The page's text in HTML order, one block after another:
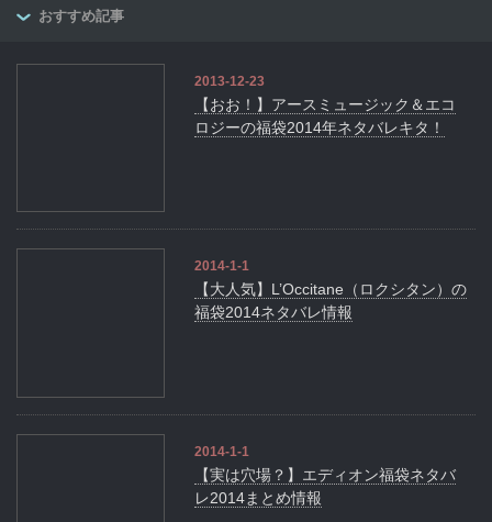
おすすめ記事
2013-12-23
【おお！】アースミュージック＆エコ
ロジーの福袋2014年ネタバレキタ！
2014-1-1
【大人気】L’Occitane（ロクシタン）の
福袋2014ネタバレ情報
2014-1-1
【実は穴場？】エディオン福袋ネタバ
レ2014まとめ情報